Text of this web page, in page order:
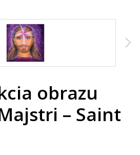
obrazu
– Saint